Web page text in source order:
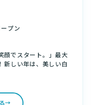
プン
顔でスタート。」最大
しい年は、美しい白